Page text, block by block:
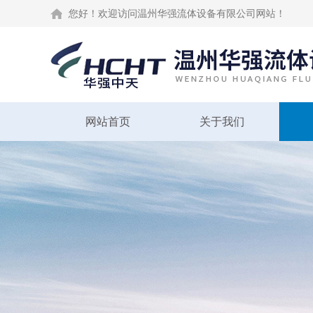
您好！欢迎访问温州华强流体设备有限公司网站！
网站首页 关于我们